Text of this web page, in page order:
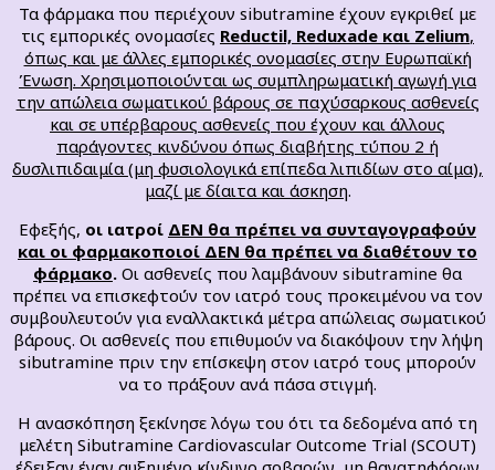
Τα φάρμακα που περιέχουν sibutramine έχουν εγκριθεί με
τις εμπορικές ονομασίες Reductil, Reduxade και Zelium,
όπως και με άλλες εμπορικές ονομασίες στην Ευρωπαϊκή
Ένωση. Χρησιμοποιούνται ως συμπληρωματική αγωγή για
την απώλεια σωματικού βάρους σε παχύσαρκους ασθενείς
και σε υπέρβαρους ασθενείς που έχουν και άλλους
παράγοντες κινδύνου όπως διαβήτης τύπου 2 ή
δυσλιπιδαιμία (μη φυσιολογικά επίπεδα λιπιδίων στο αίμα),
μαζί με δίαιτα και άσκηση.
Εφεξής, οι ιατροί ΔΕΝ θα πρέπει να συνταγογραφούν
και οι φαρμακοποιοί ΔΕΝ θα πρέπει να διαθέτουν το
φάρμακο. Οι ασθενείς που λαμβάνουν sibutramine θα
πρέπει να επισκεφτούν τον ιατρό τους προκειμένου να τον
συμβουλευτούν για εναλλακτικά μέτρα απώλειας σωματικού
βάρους. Οι ασθενείς που επιθυμούν να διακόψουν την λήψη
sibutramine πριν την επίσκεψη στον ιατρό τους μπορούν
να το πράξουν ανά πάσα στιγμή.
Η ανασκόπηση ξεκίνησε λόγω του ότι τα δεδομένα από τη
μελέτη Sibutramine Cardiovascular Outcome Trial (SCOUT)